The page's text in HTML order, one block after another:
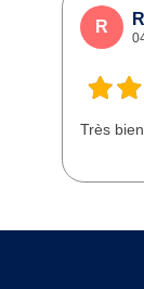
R
Très bien